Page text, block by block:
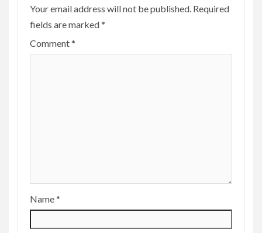
Your email address will not be published. Required
fields are marked*
Comment*
Name*